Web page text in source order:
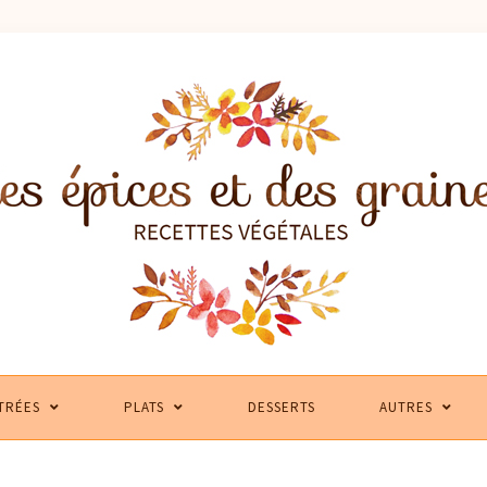
PLATS DESSERTS AUTRES